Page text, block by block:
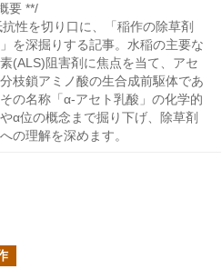
要 **/
性を切り口に、「稲作の除草剤
を深掘りする記事。水稲の主要な
(ALS)阻害剤に焦点を当て、アセ
枝鎖アミノ酸の生合成前駆体であ
の名称「α-アセト乳酸」の化学的
α位の概念まで掘り下げ、除草剤
の理解を深めます。